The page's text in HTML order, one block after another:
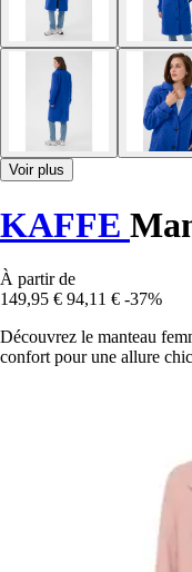
Voir plus
KAFFE
À partir de
149,95 € 94,11 € -37%
Découvrez le manteau
confort pour une allure